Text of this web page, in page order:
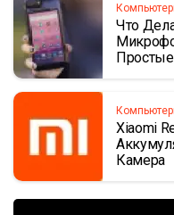
Что
Xiaomi
Камера